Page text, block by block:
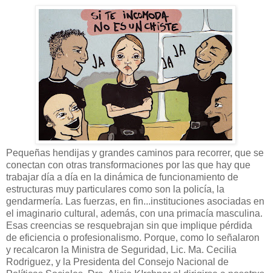
Pequeñas hendijas y grandes caminos para recorrer, que se
conectan con otras transformaciones por las que hay que
trabajar día a día en la dinámica de funcionamiento de
estructuras muy particulares como son la policía, la
gendarmería. Las fuerzas, en fin...instituciones asociadas en
el imaginario cultural, además, con una primacía masculina.
Esas creencias se resquebrajan sin que implique pérdida
de eficiencia o profesionalismo. Porque, como lo señalaron
y recalcaron la Ministra de Seguridad, Lic. Ma. Cecilia
Rodriguez, y la Presidenta del Consejo Nacional de